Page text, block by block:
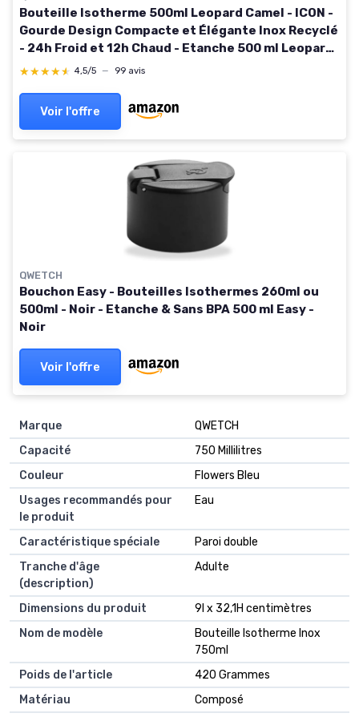
Bouteille Isotherme 500ml Leopard Camel - ICON -
Gourde Design Compacte et Élégante Inox Recyclé
- 24h Froid et 12h Chaud - Etanche 500 ml Leopard
Camel
★★★★★
★★★★★ 4,5/5 — 99 avis
Voir l'offre
QWETCH
Bouchon Easy - Bouteilles Isothermes 260ml ou
500ml - Noir - Etanche & Sans BPA 500 ml Easy -
Noir
Voir l'offre
Marque
QWETCH
Capacité
750 Millilitres
Couleur
Flowers Bleu
Usages recommandés pour
le produit
Eau
Caractéristique spéciale
Paroi double
Tranche d'âge
(description)
Adulte
Dimensions du produit
9l x 32,1H centimètres
Nom de modèle
Bouteille Isotherme Inox
750ml
Poids de l'article
420 Grammes
Matériau
Composé